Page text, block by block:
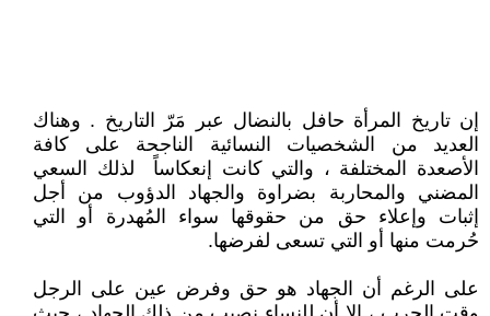
إن تاريخ المرأة حافل بالنضال عبر مَرّ التاريخ . وهناك
العديد من الشخصيات النسائية الناجحة على كافة
الأصعدة المختلفة ، والتي كانت إنعكاساً لذلك السعي
المضني والمحاربة بضراوة والجهاد الدؤوب من أجل
إثبات وإعلاء حق من حقوقها سواء المُهدرة أو التي
حُرمت منها أو التي تسعى لفرضها.
على الرغم أن الجهاد هو حق وفرض عين على الرجل